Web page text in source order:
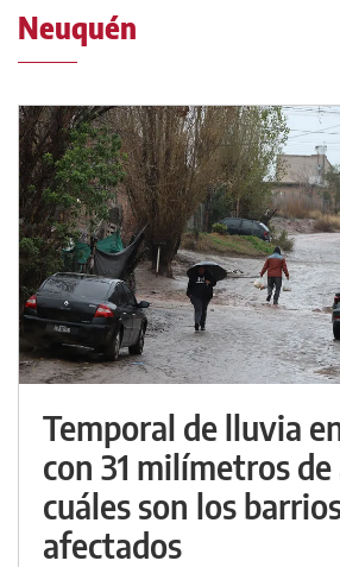
Neuquén
Temporal de lluvia
con 31 milímetros de
cuáles son los
afectados